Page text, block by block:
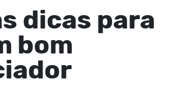
dicas para
bom